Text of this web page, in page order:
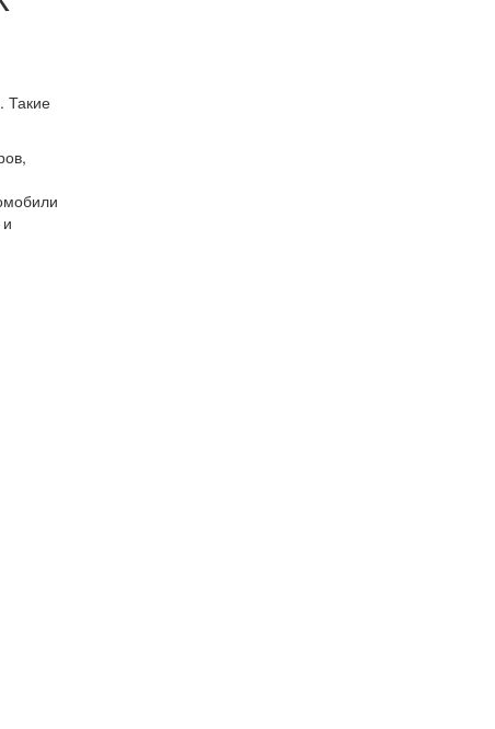
Такие